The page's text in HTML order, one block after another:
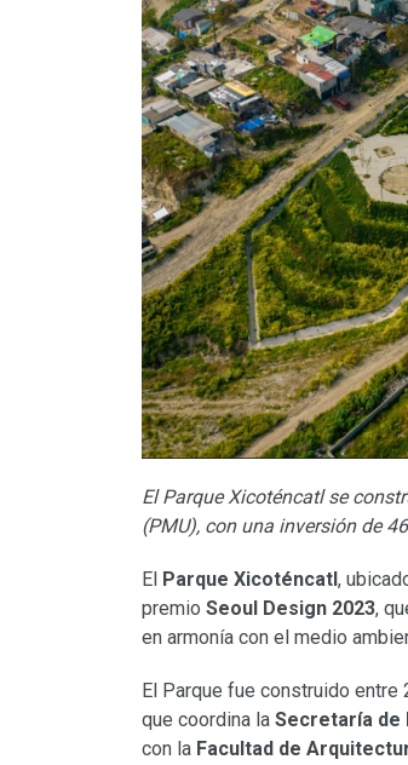
El Parque Xicoténcatl se
(PMU), con una inversión de
El Parque Xicoténcatl ,
premio Seoul Design 2023,
en armonía con el medio
El Parque fue construido entre
que coordina la Secretaría de
con la Facultad de